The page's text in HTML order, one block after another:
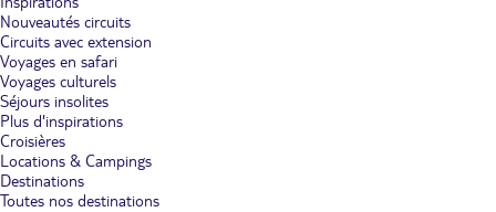
Nouveautés circuits
Circuits avec extension
Voyages en safari
Voyages culturels
Séjours insolites
Plus d'inspirations
Croisières
Locations & Campings
Destinations
Toutes nos destinations